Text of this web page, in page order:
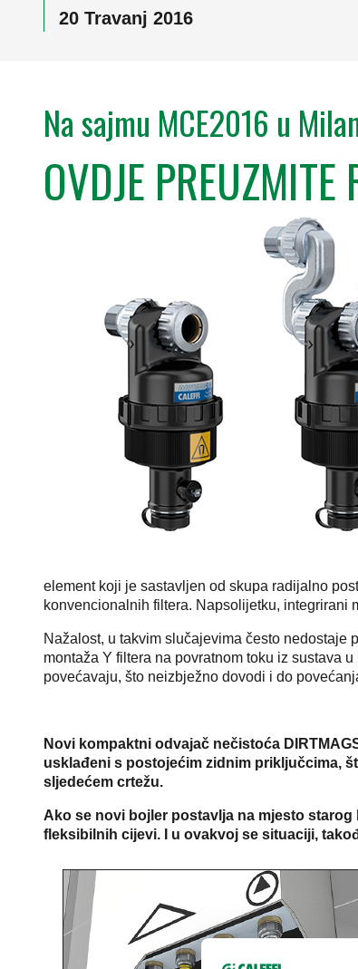
20 Travanj 2016
Na sajmu MCE2016 u
OVDJE
element koji je sastavljen od skupa radijalno
konvencionalnih filtera. Napsolijetku, integrirani
Nažalost, u takvim slučajevima često nedostaje
montaža Y filtera na povratnom toku iz sustava
povećavaju, što neizbježno dovodi i do
Novi kompaktni odvajač nečistoća
usklađeni s postojećim zidnim priključcima,
sljedećem crtežu.
Ako se novi bojler postavlja na mjesto
fleksibilnih cijevi. I u ovakvoj se situaciji,